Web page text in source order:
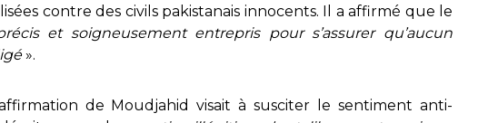
contre des civils pakistanais innocents. Il a affirmé que le
et soigneusement entrepris pour s’assurer qu’aucun
».
de Moudjahid visait à susciter le sentiment anti-